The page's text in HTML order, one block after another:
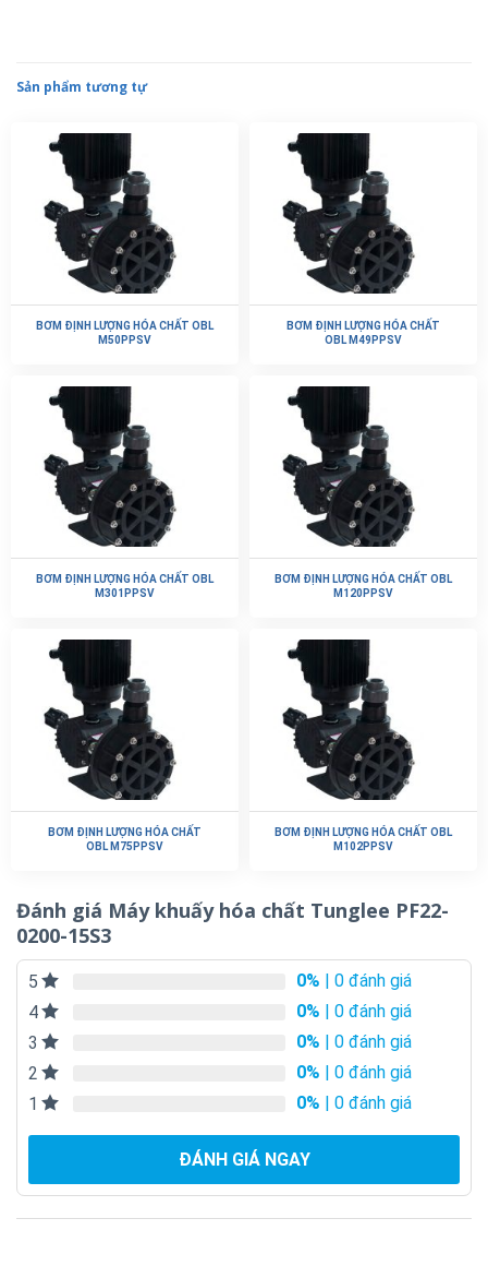
Sản phẩm tương tự
BƠM ĐỊNH LƯỢNG HÓA CHẤT OBL
M50PPSV
BƠM ĐỊNH LƯỢNG HÓA CHẤT
OBL M49PPSV
BƠM ĐỊNH LƯỢNG HÓA CHẤT OBL
M301PPSV
BƠM ĐỊNH LƯỢNG HÓA CHẤT OBL
M120PPSV
BƠM ĐỊNH LƯỢNG HÓA CHẤT
OBL M75PPSV
BƠM ĐỊNH LƯỢNG HÓA CHẤT OBL
M102PPSV
Đánh giá Máy khuấy hóa chất Tunglee PF22-
0200-15S3
5 0% | 0 đánh giá
4
0% | 0 đánh giá
3
0% | 0 đánh giá
2
0% | 0 đánh giá
1
0% | 0 đánh giá
ĐÁNH GIÁ NGAY